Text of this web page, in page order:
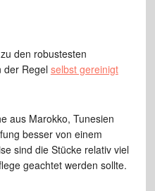
den robustesten
der Regel selbst gereinigt
aus Marokko, Tunesien
besser von einem
sind die Stücke relativ viel
geachtet werden sollte.